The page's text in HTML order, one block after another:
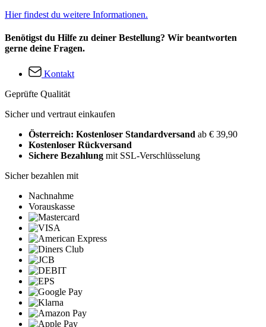
Hier findest du weitere Informationen.
Benötigst du Hilfe zu deiner Bestellung? Wir beantworten
gerne deine Fragen.
Kontakt
Geprüfte Qualität
Sicher und vertraut einkaufen
Österreich: Kostenloser Standardversand ab € 39,90
Kostenloser Rückversand
Sichere Bezahlung mit SSL-Verschlüsselung
Sicher bezahlen mit
Nachnahme
Vorauskasse